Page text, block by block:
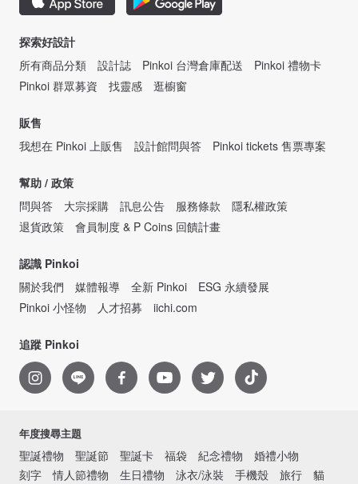
探索好設計
所有商品分類
設計誌 Pinkoi 台灣倉庫配送
Pinkoi 禮物卡
Pinkoi 群眾募資
找靈感 逛櫥窗
販售
我想在 Pinkoi 上販售
設計館問與答 Pinkoi tickets 售票專案
幫助 / 政策
問與答
大宗採購 訊息公告 服務條款
隱私權政策
退貨政策
會員制度 & P Coins 回饋計畫
認識 Pinkoi
關於我們
媒體報導 全新 Pinkoi
ESG 永續發展
Pinkoi 小怪物
人才招募 iichi.com
追蹤 Pinkoi
年度搜尋主題
聖誕禮物 聖誕節 聖誕卡 福袋 紀念禮物
婚禮小物
刻字
情人節禮物 生日禮物 泳衣/泳裝 手機殼 旅行 貓